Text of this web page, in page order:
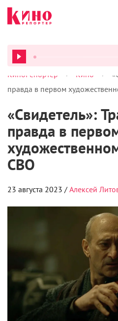
ВСЕ ПОДКАСТЫ
КиноРепортер > Кино >
правда в первом
«Свидетель»:
правда в
СВО
23 августа 2023 / Алексей